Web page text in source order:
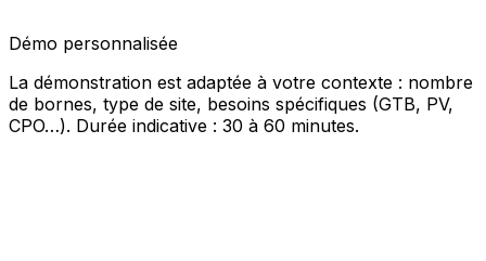
Démo personnalisée
La démonstration est adaptée à votre contexte : nombre
de bornes, type de site, besoins spécifiques (GTB, PV,
CPO…). Durée indicative : 30 à 60 minutes.